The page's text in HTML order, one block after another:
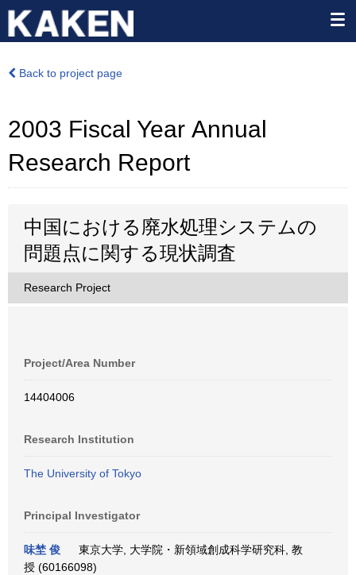
Back to project page
2003 Fiscal Year Annual
Research Report
中国における廃水処理システムの
問題点に関する現状調査
Research Project
Project/Area Number
14404006
Research Institution
The University of Tokyo
Principal Investigator
味埜 俊
東京大学, 大学院・新領域創成科学研究科, 教
授 (60166098)